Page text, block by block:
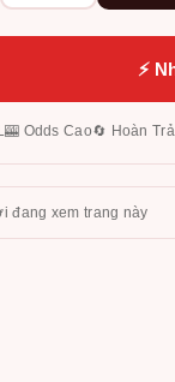
⚡
🎰 Odds Cao🔄 Hoàn
đang xem trang này